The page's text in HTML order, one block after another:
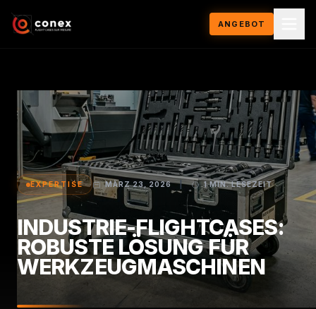
ANGEBOT
EXPERTISE MÄRZ 23, 2026 | 1 MIN. LESEZEIT
INDUSTRIE-FLIGHTCASES:
ROBUSTE LÖSUNG FÜR
WERKZEUGMASCHINEN